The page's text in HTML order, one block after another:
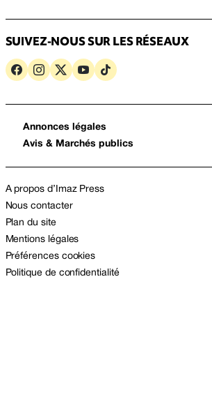
SUIVEZ-NOUS SUR LES RÉSEAUX
Annonces légales
Avis & Marchés publics
A propos d’Imaz Press
Nous contacter
Plan du site
Mentions légales
Préférences cookies
Politique de confidentialité